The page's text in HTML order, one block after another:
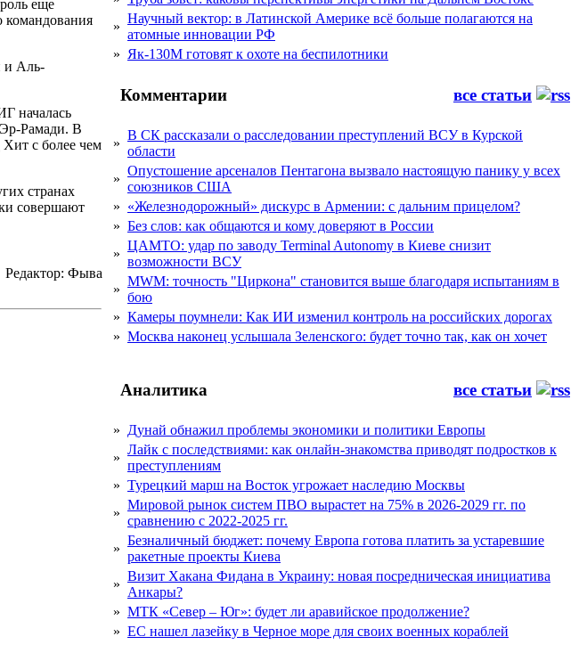
еще
командования
и Аль-
началась
Рамади. В
Хит с более чем
странах
совершают
Редактор: Фыва
»
Научный вектор: в Латинской Америке всё больше полагаются на
атомные инновации РФ
» Як-130М готовят к охоте на беспилотники
Комментарии все статьи
»
В СК рассказали о расследовании преступлений ВСУ в Курской
области
»
Опустошение арсеналов Пентагона вызвало настоящую панику у всех
союзников США
» «Железнодорожный» дискурс в Армении: с дальним прицелом?
» Без слов: как общаются и кому доверяют в России
»
ЦАМТО: удар по заводу Terminal Autonomy в Киеве снизит
возможности ВСУ
»
MWM: точность "Циркона" становится выше благодаря испытаниям в
бою
» Камеры поумнели: Как ИИ изменил контроль на российских дорогах
» Москва наконец услышала Зеленского: будет точно так, как он хочет
Аналитика все статьи
» Дунай обнажил проблемы экономики и политики Европы
»
Лайк с последствиями: как онлайн-знакомства приводят подростков к
преступлениям
» Турецкий марш на Восток угрожает наследию Москвы
»
Мировой рынок систем ПВО вырастет на 75% в 2026-2029 гг. по
сравнению с 2022-2025 гг.
»
Безналичный бюджет: почему Европа готова платить за устаревшие
ракетные проекты Киева
»
Визит Хакана Фидана в Украину: новая посредническая инициатива
Анкары?
» МТК «Север – Юг»: будет ли аравийское продолжение?
» ЕС нашел лазейку в Черное море для своих военных кораблей